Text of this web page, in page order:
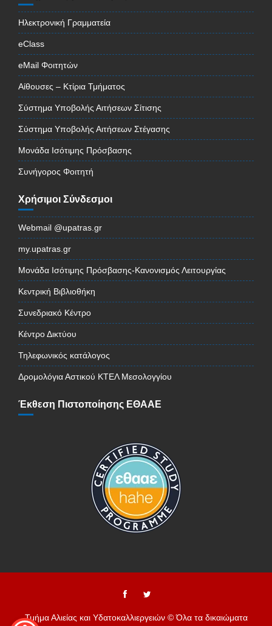
Ηλεκτρονική Γραμματεία
eClass
eMail Φοιτητών
Αίθουσες – Κτίρια Τμήματος
Σύστημα Υποβολής Αιτήσεων Σίτισης
Σύστημα Υποβολής Αιτήσεων Στέγασης
Μονάδα Ισότιμης Πρόσβασης
Συνήγορος Φοιτητή
Χρήσιμοι Σύνδεσμοι
Webmail @upatras.gr
my.upatras.gr
Μονάδα Ισότιμης Πρόσβασης-Κανονισμός Λειτουργίας
Κεντρική Βιβλιοθήκη
Συνεδριακό Κέντρο
Κέντρο Δικτύου
Τηλεφωνικός κατάλογος
Δρομολόγια Αστικού ΚΤΕΛ Μεσολογγίου
Έκθεση Πιστοποίησης ΕΘΑΑΕ
Τμήμα Αλιείας και Υδατοκαλλιεργειών © Όλα τα δικαιώματα